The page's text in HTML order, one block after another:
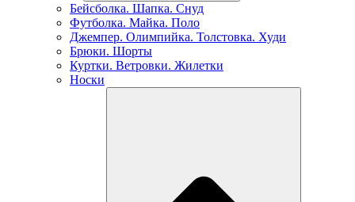
Бейсболка. Шапка. Снуд
Футболка. Майка. Поло
Джемпер. Олимпийка. Толстовка. Худи
Брюки. Шорты
Куртки. Ветровки. Жилетки
Носки